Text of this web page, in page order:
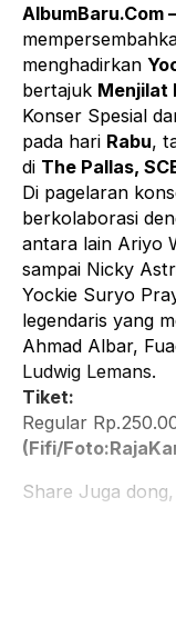
AlbumBaru.Com
menghadirkan
bertajuk Menjilat
Konser Spesial
pada hari Rabu,
di The Pallas,
Di pagelaran
berkolaborasi
antara lain Ariyo
sampai Nicky
Yockie Suryo
legendaris yang
Ahmad Albar,
Ludwig Lemans.
Tiket:
Regular
(Fifi/
Share Juga